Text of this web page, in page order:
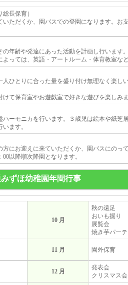
長保育）
いただくか、園バスでの登園になります。お
の年齢や発達にあった活動を計画し行います
っては、英語・アートルーム・体育教室など
人ひとりに合った量を盛り付け無理なく楽し
て保育室やお遊戯室で好きな遊びを楽しみま
ハーモニカを行います。３歳児は絵本や紙芝
ます。
方にお迎えに来ていただくか、園バスにのっ
以降順次降園となります。
ずほ幼稚園年間行事
10 月
秋の遠足
おいも掘り
展覧会
焼き芋パー
11 月 園外保育
12 月
発表会
クリスマス会